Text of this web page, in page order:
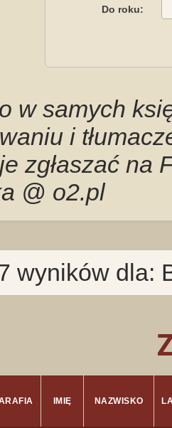
Do roku:
w samych
i
zgłaszać na
@ o2.pl
wyników dla:
IMIĘ NAZWISKO